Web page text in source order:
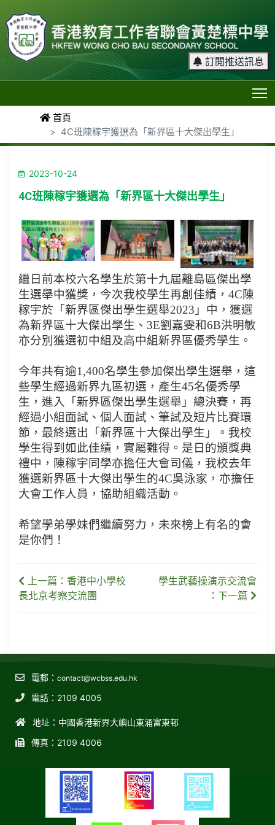
訂閱推送訊息
首頁
4C班陳稼宇獲選為「新界區十大傑出學生」
2023-10-24
4C班陳稼宇獲選為「新界區十大傑出學生」
繼日前本校六名學生於第十九屆離島區傑出學
生選舉中獲獎，今次我校學生再創佳績，4C陳
稼宇於 「 新界區傑出學生選舉2023 」 中，獲選
為新界區十大傑出學生、3E劉嘉雯和6B洪明敏
亦分別獲選初中組及高中組新界區優秀學生。
今年共有逾1,400名學生參加傑出學生選舉，這
些學生經過新界九區初選，產生45名優秀學
生，進入「新界區傑出學生選舉」總決賽，再
經過小組面試、個人面試、筆試及短片比賽環
節，最終選出「新界區十大傑出學生」。我校
學生得到如此佳績，實屬難得。 是日的頒獎典
禮中，陳稼宇同學亦擔任大會司儀，我校去年
獲選新界區十大傑出學生的4C吳泳家，亦擔任
大會工作人員，協助組織活動。
希望學弟學妹們繼續努力，未來榜上有名的會
是你們！
上一篇：香港中小學校
長北京考察交流團
學生武藝操演示交流會
：下一篇
電郵： contact@wcbss.edu.hk
電話：2109 4005
地址：中國香港新界大嶼山東涌富東邨
傳真：2109 4006